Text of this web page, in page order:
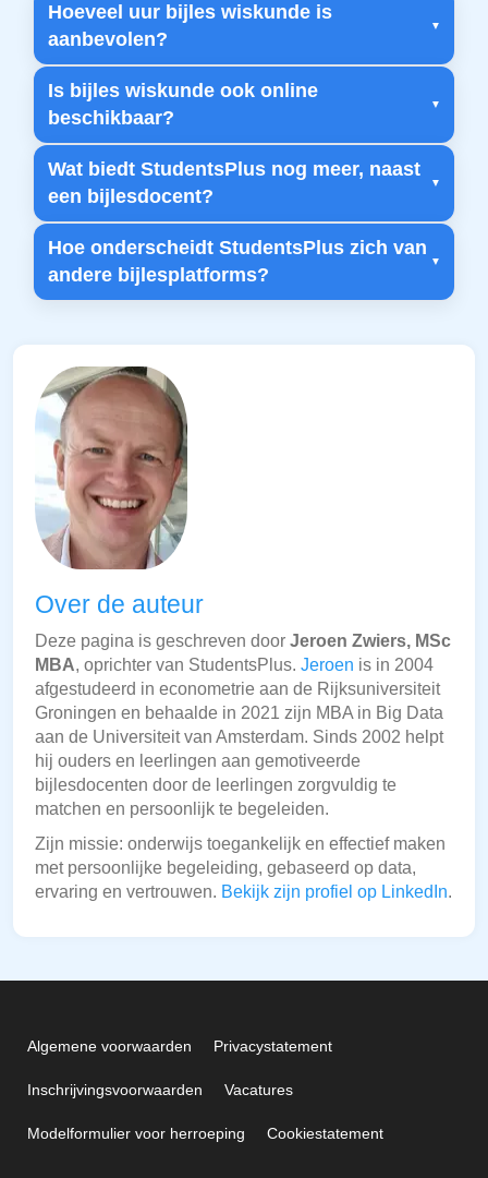
Hoeveel uur bijles wiskunde is
aanbevolen?
Is bijles wiskunde ook online
beschikbaar?
Wat biedt StudentsPlus nog meer, naast
een bijlesdocent?
Hoe onderscheidt StudentsPlus zich van
andere bijlesplatforms?
Over de auteur
Deze pagina is geschreven door Jeroen Zwiers, MSc
MBA, oprichter van StudentsPlus. Jeroen is in 2004
afgestudeerd in econometrie aan de Rijksuniversiteit
Groningen en behaalde in 2021 zijn MBA in Big Data
aan de Universiteit van Amsterdam. Sinds 2002 helpt
hij ouders en leerlingen aan gemotiveerde
bijlesdocenten door de leerlingen zorgvuldig te
matchen en persoonlijk te begeleiden.
Zijn missie: onderwijs toegankelijk en effectief maken
met persoonlijke begeleiding, gebaseerd op data,
ervaring en vertrouwen. Bekijk zijn profiel op LinkedIn.
Algemene voorwaarden Privacystatement
Inschrijvingsvoorwaarden Vacatures
Modelformulier voor herroeping Cookiestatement